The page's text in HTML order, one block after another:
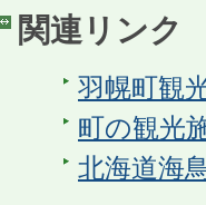
関連リンク
羽幌町観
町の観光
北海道海